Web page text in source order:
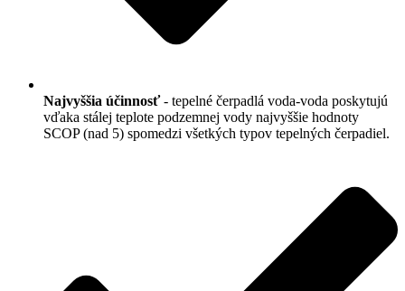
Najvyššia účinnosť- tepelné čerpadlá voda-voda poskytujú
vďaka stálej teplote podzemnej vody najvyššie hodnoty
SCOP (nad 5) spomedzi všetkých typov tepelných čerpadiel.